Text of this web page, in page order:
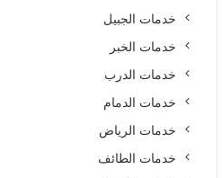
خدمات الجبيل
خدمات الخبر
خدمات الدرب
خدمات الدمام
خدمات الرياض
خدمات الطائف